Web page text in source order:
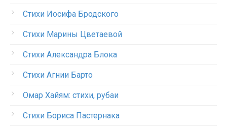
Стихи Иосифа Бродского
Стихи Марины Цветаевой
Стихи Александра Блока
Стихи Агнии Барто
Омар Хайям: стихи, рубаи
Стихи Бориса Пастернака